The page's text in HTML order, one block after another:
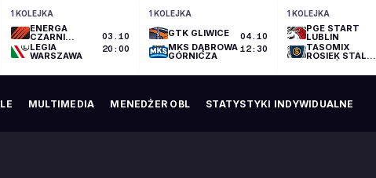
1 KOLEJKA
ENERGA
CZARNI
SŁUPSK
LEGIA
WARSZAWA
03.10
20:00
1 KOLEJKA
GTK GLIWICE
MKS DĄBROWA
GÓRNICZA
04.10
12:30
1 KOLEJKA
PGE START
LUBLIN
TASOMIX
ROSIEK STAL
WIELKOPOLSKI
MULTIMEDIA MENEDŻER OBL STATYSTYKI INDYWIDUALNE